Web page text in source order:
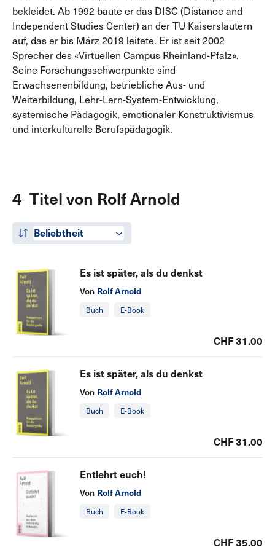
bekleidet. Ab 1992 baute er das DISC (Distance and
Independent Studies Center) an der TU Kaiserslautern
auf, das er bis März 2019 leitete. Er ist seit 2002
Sprecher des «Virtuellen Campus Rheinland-Pfalz».
Seine Forschungsschwerpunkte sind
Erwachsenenbildung, betriebliche Aus- und
Weiterbildung, Lehr-Lern-System-Entwicklung,
systemische Pädagogik, emotionaler Konstruktivismus
und interkulturelle Berufspädagogik.
4 Titel von Rolf Arnold
Beliebtheit
Es ist später, als du denkst
Von Rolf Arnold
Buch E-Book
CHF 31.00
Es ist später, als du denkst
Von Rolf Arnold
Buch E-Book
CHF 31.00
Entlehrt euch!
Von Rolf Arnold
Buch E-Book
CHF 35.00